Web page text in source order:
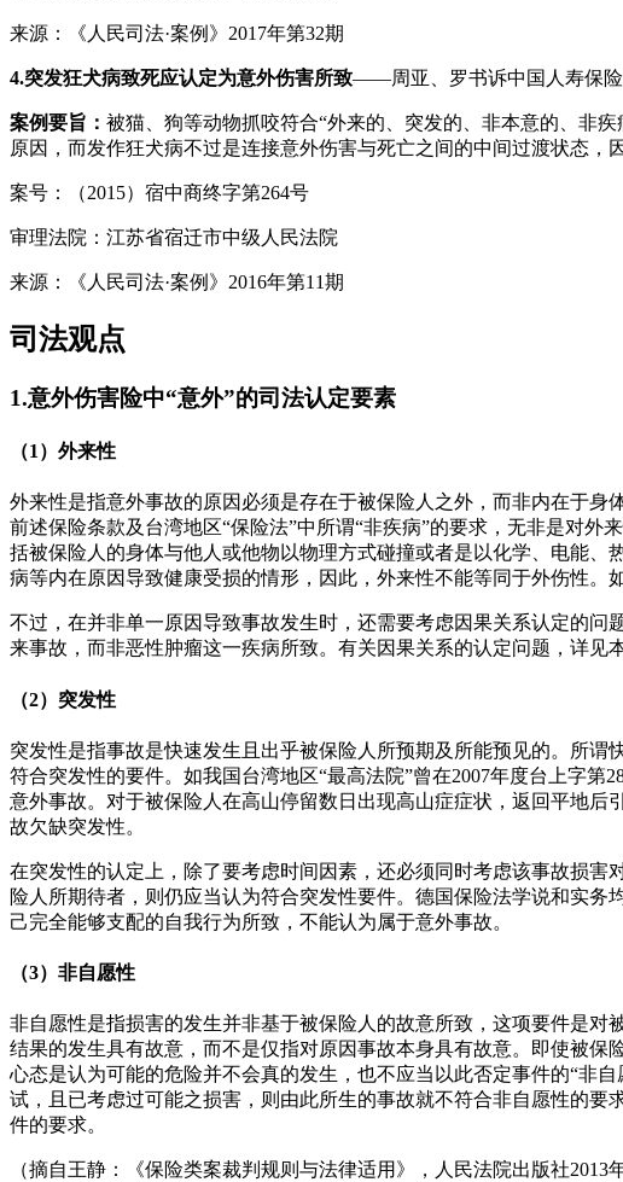
来源：《人民司法·案例》2017年第32期
4.突发狂犬病致死应认定为意外伤害所致——周亚、罗书诉中国人寿保险
案例要旨： 被猫、狗等动物抓咬符合“外来的、突发的、非本意的、非
原因，而发作狂犬病不过是连接意外伤害与死亡之间的中间过渡状态，
案号：（2015）宿中商终字第264号
审理法院：江苏省宿迁市中级人民法院
来源：《人民司法·案例》2016年第11期
司法观点
1.意外伤害险中“意外”的司法认定要素
（1）外来性
外来性是指意外事故的原因必须是存在于被保险人之外，而非内在于身
前述保险条款及台湾地区“保险法”中所谓“非疾病”的要求，无非是对
括被保险人的身体与他人或他物以物理方式碰撞或者是以化学、电能
病等内在原因导致健康受损的情形，因此，外来性不能等同于外伤性。
不过，在并非单一原因导致事故发生时，还需要考虑因果关系认定的
来事故，而非恶性肿瘤这一疾病所致。有关因果关系的认定问题，详见
（2）突发性
突发性是指事故是快速发生且出乎被保险人所预期及所能预见的。所
符合突发性的要件。如我国台湾地区“最高法院”曾在2007年度台上字
意外事故。对于被保险人在高山停留数日出现高山症症状，返回平地
故欠缺突发性。
在突发性的认定上，除了要考虑时间因素，还必须同时考虑该事故损
险人所期待者，则仍应当认为符合突发性要件。德国保险法学说和实
己完全能够支配的自我行为所致，不能认为属于意外事故。
（3）非自愿性
非自愿性是指损害的发生并非基于被保险人的故意所致，这项要件是
结果的发生具有故意，而不是仅指对原因事故本身具有故意。即使被
心态是认为可能的危险并不会真的发生，也不应当以此否定事件的“非
试，且已考虑过可能之损害，则由此所生的事故就不符合非自愿性的
件的要求。
（摘自王静：《保险类案裁判规则与法律适用》，人民法院出版社2013